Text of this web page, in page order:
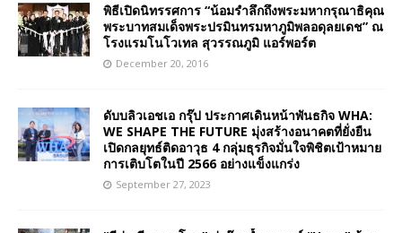
พิธีเปิดนิทรรศการ “น้อมรำลึกถึงพระมหากรุณาธิคุณ
พระบาทสมเด็จพระปรมินทรมหาภูมิพลอดุลยเดช” ณ
โรงแรมโนโวเทล สุวรรณภูมิ แอร์พอร์ต
December 20, 2016
ดับบลิวเอชเอ กรุ๊ป ประกาศเดินหน้าพันธกิจ WHA:
WE SHAPE THE FUTURE มุ่งสร้างอนาคตที่ยั่งยืน
เปิดกลยุทธ์ติดอาวุธ 4 กลุ่มธุรกิจมั่นใจพิชิตเป้าหมาย
การเติบโตในปี 2566 อย่างแข็งแกร่ง
September 27, 2023